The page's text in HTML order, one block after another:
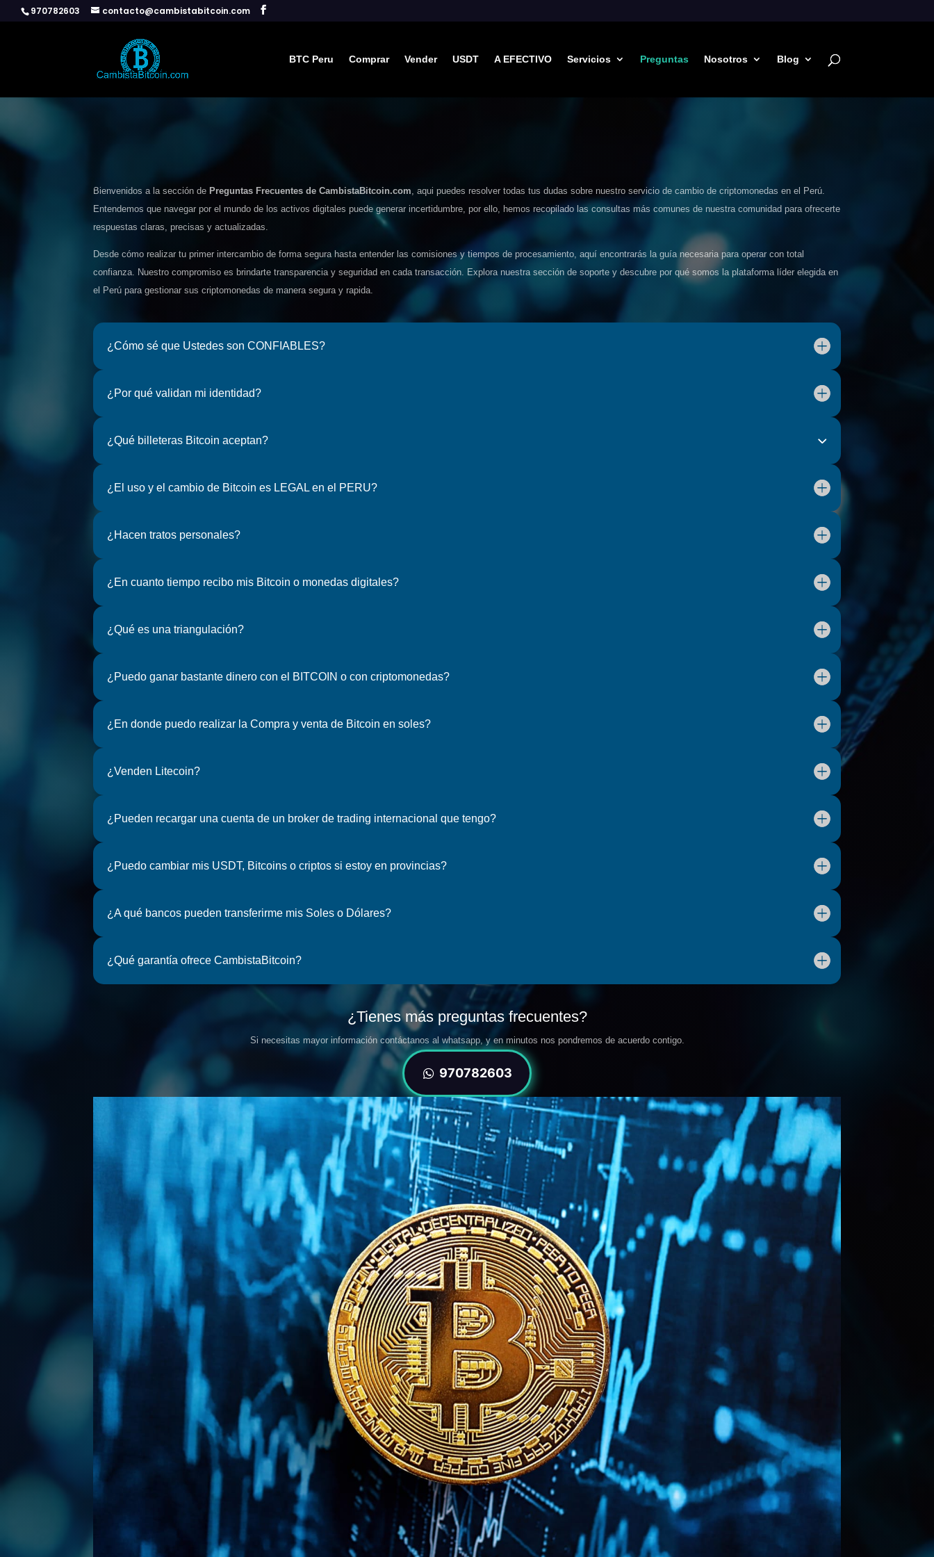
970782603 contacto@cambistabitcoin.com
BTC Peru Comprar Vender USDT A EFECTIVO Servicios Preguntas Nosotros Blog
Bienvenidos a la sección de Preguntas Frecuentes de CambistaBitcoin.com , aqui puedes resolver todas tus dudas sobre nuestro servicio de cambio de criptomonedas en el Perú.
Entendemos que navegar por el mundo de los activos digitales puede generar incertidumbre, por ello, hemos recopilado las consultas más comunes de nuestra comunidad para ofrecerte
respuestas claras, precisas y actualizadas.
Desde cómo realizar tu primer intercambio de forma segura hasta entender las comisiones y tiempos de procesamiento, aquí encontrarás la guía necesaria para operar con total
confianza. Nuestro compromiso es brindarte transparencia y seguridad en cada transacción. Explora nuestra sección de soporte y descubre por qué somos la plataforma líder elegida en
el Perú para gestionar sus criptomonedas de manera segura y rapida.
¿Cómo sé que Ustedes son CONFIABLES?
¿Por qué validan mi identidad?
¿Qué billeteras Bitcoin aceptan?
¿El uso y el cambio de Bitcoin es LEGAL en el PERU?
¿Hacen tratos personales?
¿En cuanto tiempo recibo mis Bitcoin o monedas digitales?
¿Qué es una triangulación?
¿Puedo ganar bastante dinero con el BITCOIN o con criptomonedas?
¿En donde puedo realizar la Compra y venta de Bitcoin en soles?
¿Venden Litecoin?
¿Pueden recargar una cuenta de un broker de trading internacional que tengo?
¿Puedo cambiar mis USDT, Bitcoins o criptos si estoy en provincias?
¿A qué bancos pueden transferirme mis Soles o Dólares?
¿Qué garantía ofrece CambistaBitcoin?
¿Tienes más preguntas frecuentes?
Si necesitas mayor información contáctanos al whatsapp, y en minutos nos pondremos de acuerdo contigo.
970782603